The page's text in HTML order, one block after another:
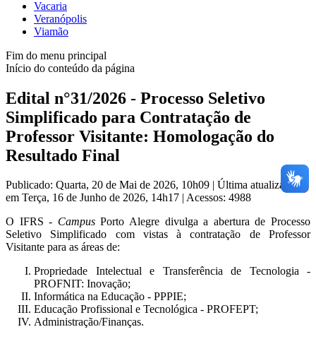
Vacaria
Veranópolis
Viamão
Fim do menu principal
Início do conteúdo da página
Edital n°31/2026 - Processo Seletivo
Simplificado para Contratação de
Professor Visitante: Homologação do
Resultado Final
Publicado: Quarta, 20 de Mai de 2026, 10h09 | Última atualização
em Terça, 16 de Junho de 2026, 14h17 | Acessos: 4988
O IFRS - CampusPorto Alegre divulga a abertura de Processo
Seletivo Simplificado com vistas à contratação de Professor
Visitante para as áreas de:
Propriedade Intelectual e Transferência de Tecnologia -
PROFNIT: Inovação;
Informática na Educação - PPPIE;
Educação Profissional e Tecnológica - PROFEPT;
Administração/Finanças.